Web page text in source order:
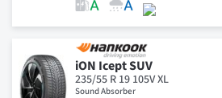
iON Icept SUV
235/55 R 19 105V XL
Sound Absorber